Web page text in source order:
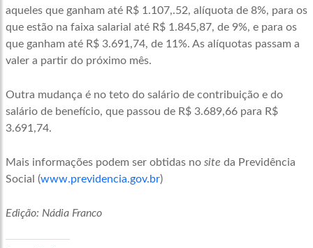
aqueles que ganham até R$ 1.107,.52, alíquota de 8%, para os
que estão na faixa salarial até R$ 1.845,87, de 9%, e para os
que ganham até R$ 3.691,74, de 11%. As alíquotas passam a
valer a partir do próximo mês.
Outra mudança é no teto do salário de contribuição e do
salário de benefício, que passou de R$ 3.689,66 para R$
3.691,74.
Mais informações podem ser obtidas no site da Previdência
Social (www.previdencia.gov.br)
Edição: Nádia Franco